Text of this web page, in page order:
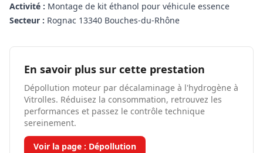
Activité : Montage de kit éthanol pour véhicule essence
Secteur : Rognac 13340 Bouches-du-Rhône
En savoir plus sur cette prestation
Dépollution moteur par décalaminage à l'hydrogène à
Vitrolles. Réduisez la consommation, retrouvez les
performances et passez le contrôle technique
sereinement.
Voir la page : Dépollution